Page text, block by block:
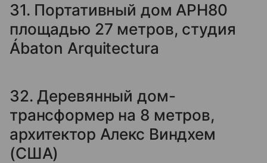
31. Портативный дом APH80
площадью 27 метров, студия
Ábaton Arquitectura
32. Деревянный дом-
трансформер на 8 метров,
архитектор Алекс Виндхем
(США)